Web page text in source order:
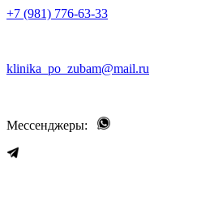
+7 (981) 776-63-33
klinika_po_zubam@mail.ru
Мессенджеры: